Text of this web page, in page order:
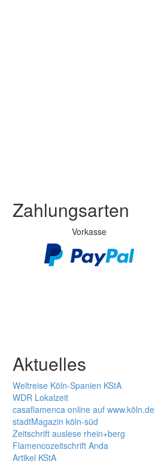
Zahlungsarten
Vorkasse
Aktuelles
Weltreise Köln-Spanien KStA
WDR Lokalzeit
casaflamenca online auf www.köln.de
stadtMagazin köln-süd
Zeitschrift auslese rhein+berg
Flamencozeitschrift Anda
Artikel KStA